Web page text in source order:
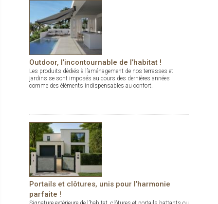
Outdoor, l’incontournable de l’habitat !
Les produits dédiés à l’aménagement de nos terrasses et
jardins se sont imposés au cours des dernières années
comme des éléments indispensables au confort.
Portails et clôtures, unis pour l’harmonie
parfaite !